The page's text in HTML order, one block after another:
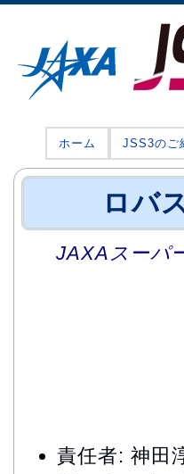
ホーム JSS3のご
ロバ
JAXAスーパ
責任者: 神田